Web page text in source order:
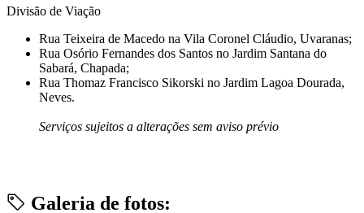
Divisão de Viação
Rua Teixeira de Macedo na Vila Coronel Cláudio, Uvaranas;
Rua Osório Fernandes dos Santos no Jardim Santana do
Sabará, Chapada;
Rua Thomaz Francisco Sikorski no Jardim Lagoa Dourada,
Neves.
Serviços sujeitos a alterações sem aviso prévio
Galeria de fotos: